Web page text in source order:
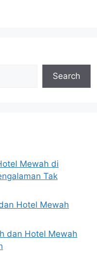
Search
Mewah di
Tak
Hotel Mewah
dan Hotel Mewah